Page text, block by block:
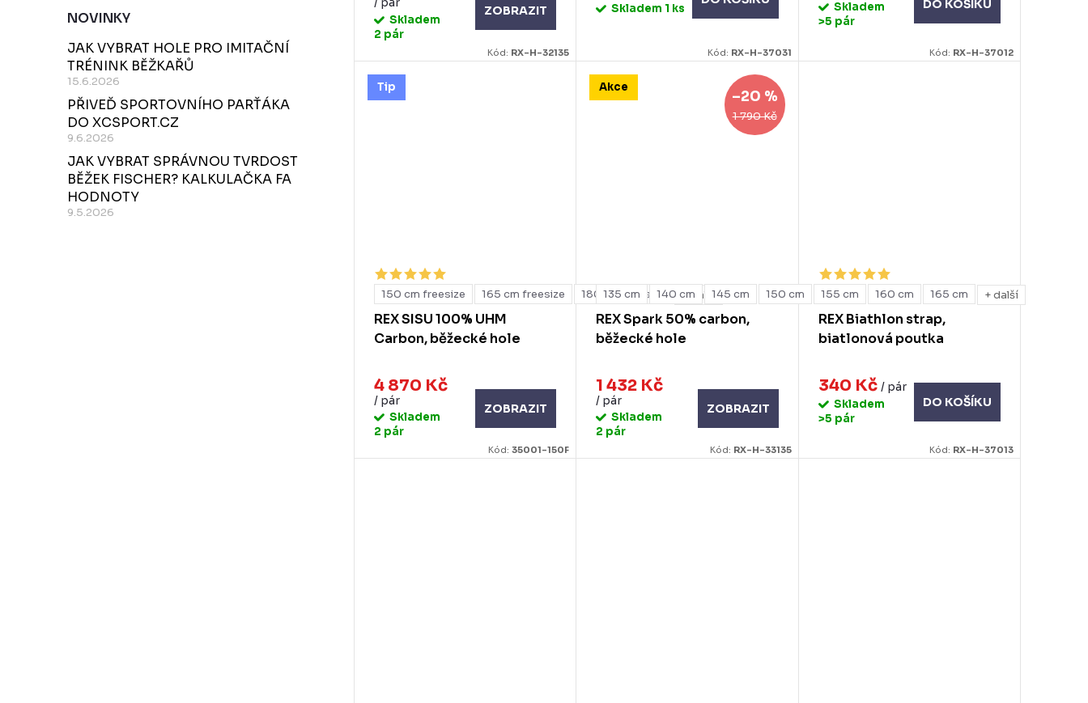
NOVINKY
JAK VYBRAT HOLE PRO IMITAČNÍ
TRÉNINK BĚŽKAŘŮ
15.6.2026
PŘIVEĎ SPORTOVNÍHO PARŤÁKA
DO XCSPORT.CZ
9.6.2026
JAK VYBRAT SPRÁVNOU TVRDOST
BĚŽEK FISCHER? KALKULAČKA FA
HODNOTY
9.5.2026
Skladem
2 pár
ZOBRAZIT
Kód: RX-H-32135
Skladem 1 ks
Kód: RX-H-37031
Skladem
>5 pár
DO KOŠÍKU
Kód: RX-H-37012
Tip
150 cm freesize 165 cm freesize 180 cm freesize + další
REX SISU 100% UHM
Carbon, běžecké hole
4 870 Kč
/ pár
Skladem
2 pár
ZOBRAZIT
Kód:35001-150F
Akce
1 790 Kč
–20 %
135 cm 140 cm 145 cm 150 cm 155 cm 160 cm 165 cm + další
REX Spark 50% carbon,
běžecké hole
1 432 Kč
/ pár
Skladem
2 pár
ZOBRAZIT
Kód: RX-H-33135
REX Biathlon strap,
biatlonová poutka
340 Kč / pár
Skladem
>5 pár
DO KOŠÍKU
Kód: RX-H-37013